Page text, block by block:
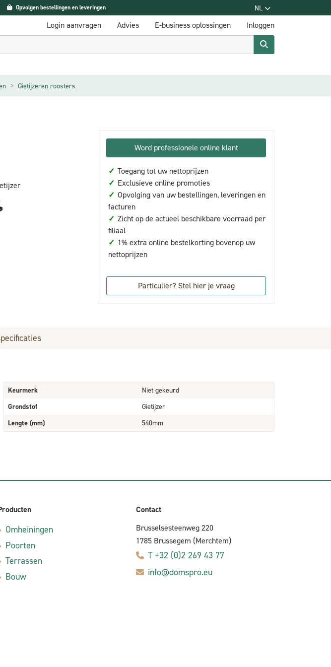
Opvolgen bestellingen en leveringen NL
Login aanvragen Advies E-business oplossingen Inloggen
Gietijzeren roosters
Word professionele online klant
✓ Toegang tot uw nettoprijzen
✓ Exclusieve online promoties
✓ Opvolging van uw bestellingen, leveringen en
facturen
✓ Zicht op de actueel beschikbare voorraad per
filiaal
✓ 1% extra online bestelkorting bovenop uw
nettoprijzen
Particulier? Stel hier je vraag
Keurmerk
Niet gekeurd
Grondstof
Gietijzer
Lengte (mm)
540mm
Omheiningen
Poorten
Terrassen
Bouw
Contact
Brusselsesteenweg 220
1785 Brussegem (Merchtem)
T +32 (0)2 269 43 77
info@domspro.eu